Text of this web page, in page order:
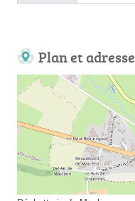
Plan et adresse